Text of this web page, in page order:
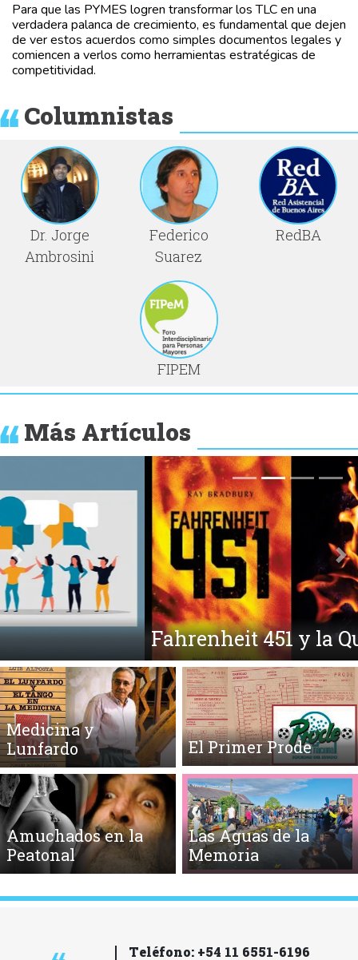
Para que las PYMES logren transformar los TLC en una
verdadera palanca de crecimiento, es fundamental que dejen
de ver estos acuerdos como simples documentos legales y
comiencen a verlos como herramientas estratégicas de
competitividad.
Columnistas
Dr. Jorge
Ambrosini
Federico
Suarez
RedBA
FIPEM
Más Artículos
Fahrenheit 451 y la Quema de Libros
Anterior
Medicina y
Lunfardo
El Primer Prode
Amuchados en la
Peatonal
Las Aguas de la
Memoria
Teléfono: +54 11 6551-6196